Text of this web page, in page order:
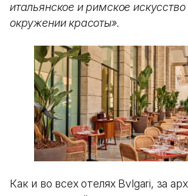
итальянское и римское
окружении красоты».
Как и во всех отелях Bvlgari, за